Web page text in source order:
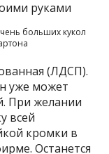
больших кукол
(ЛДСП).
уже может
При желании
всей
кромки в
Останется